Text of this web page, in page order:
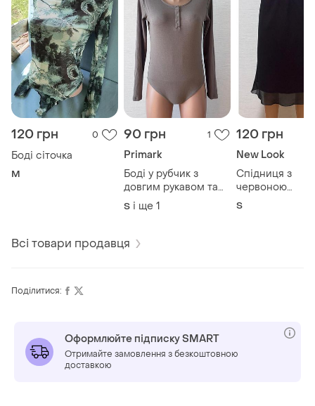
120 грн 0
Боді сіточка
M
90 грн 1
Primark
Боді у рубчик з
довгим рукавом та
кнопками
S і ще 1
120 грн
New Look
Спідниця з
червоною
підкладкою
S
Всі товари продавця
Поділитися:
Оформлюйте підписку SMART
Отримайте замовлення з безкоштовною
доставкою